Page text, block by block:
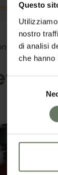
Questo
nostro
di analisi
che hanno
>